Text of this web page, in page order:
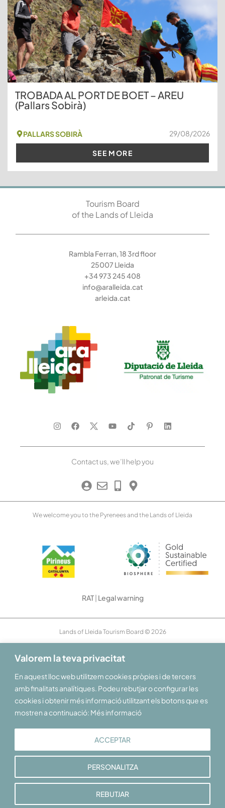
Valorem la teva privacitat
En aquest lloc web utilitzem cookies pròpies i de tercers
amb finalitats analítiques. Podeu rebutjar o configurar les
cookies i obtenir més informació utilitzant els botons que es
mostren a continuació: Més informació
PERSONALITZA
REBUTJAR
ACCEPTAR
TROBADA AL PORT DE BOET – AREU
(Pallars Sobirà)
PALLARS SOBIRÀ 29/08/2026
SEE MORE
Tourism Board
of the Lands of Lleida
Rambla Ferran, 18 3rd floor
25007 Lleida
+34 973 245 408
info@aralleida.cat
arleida.cat
Contact us, we’ll help you
We welcome you to the Pyrenees and the Lands of Lleida
RAT| Legal warning
Lands of Lleida Tourism Board © 2026